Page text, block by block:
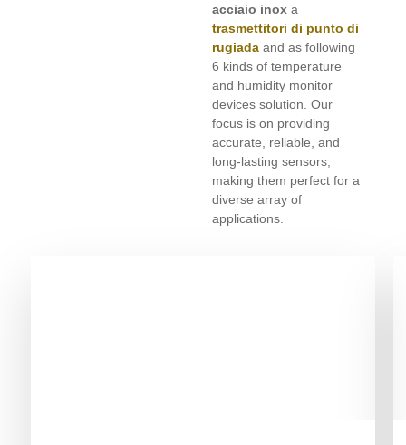
acciaio inox a
trasmettitori di punto di
rugiada and as following
6 kinds of temperature
and humidity monitor
devices solution. Our
focus is on providing
accurate, reliable, and
long-lasting sensors,
making them perfect for a
diverse array of
applications.